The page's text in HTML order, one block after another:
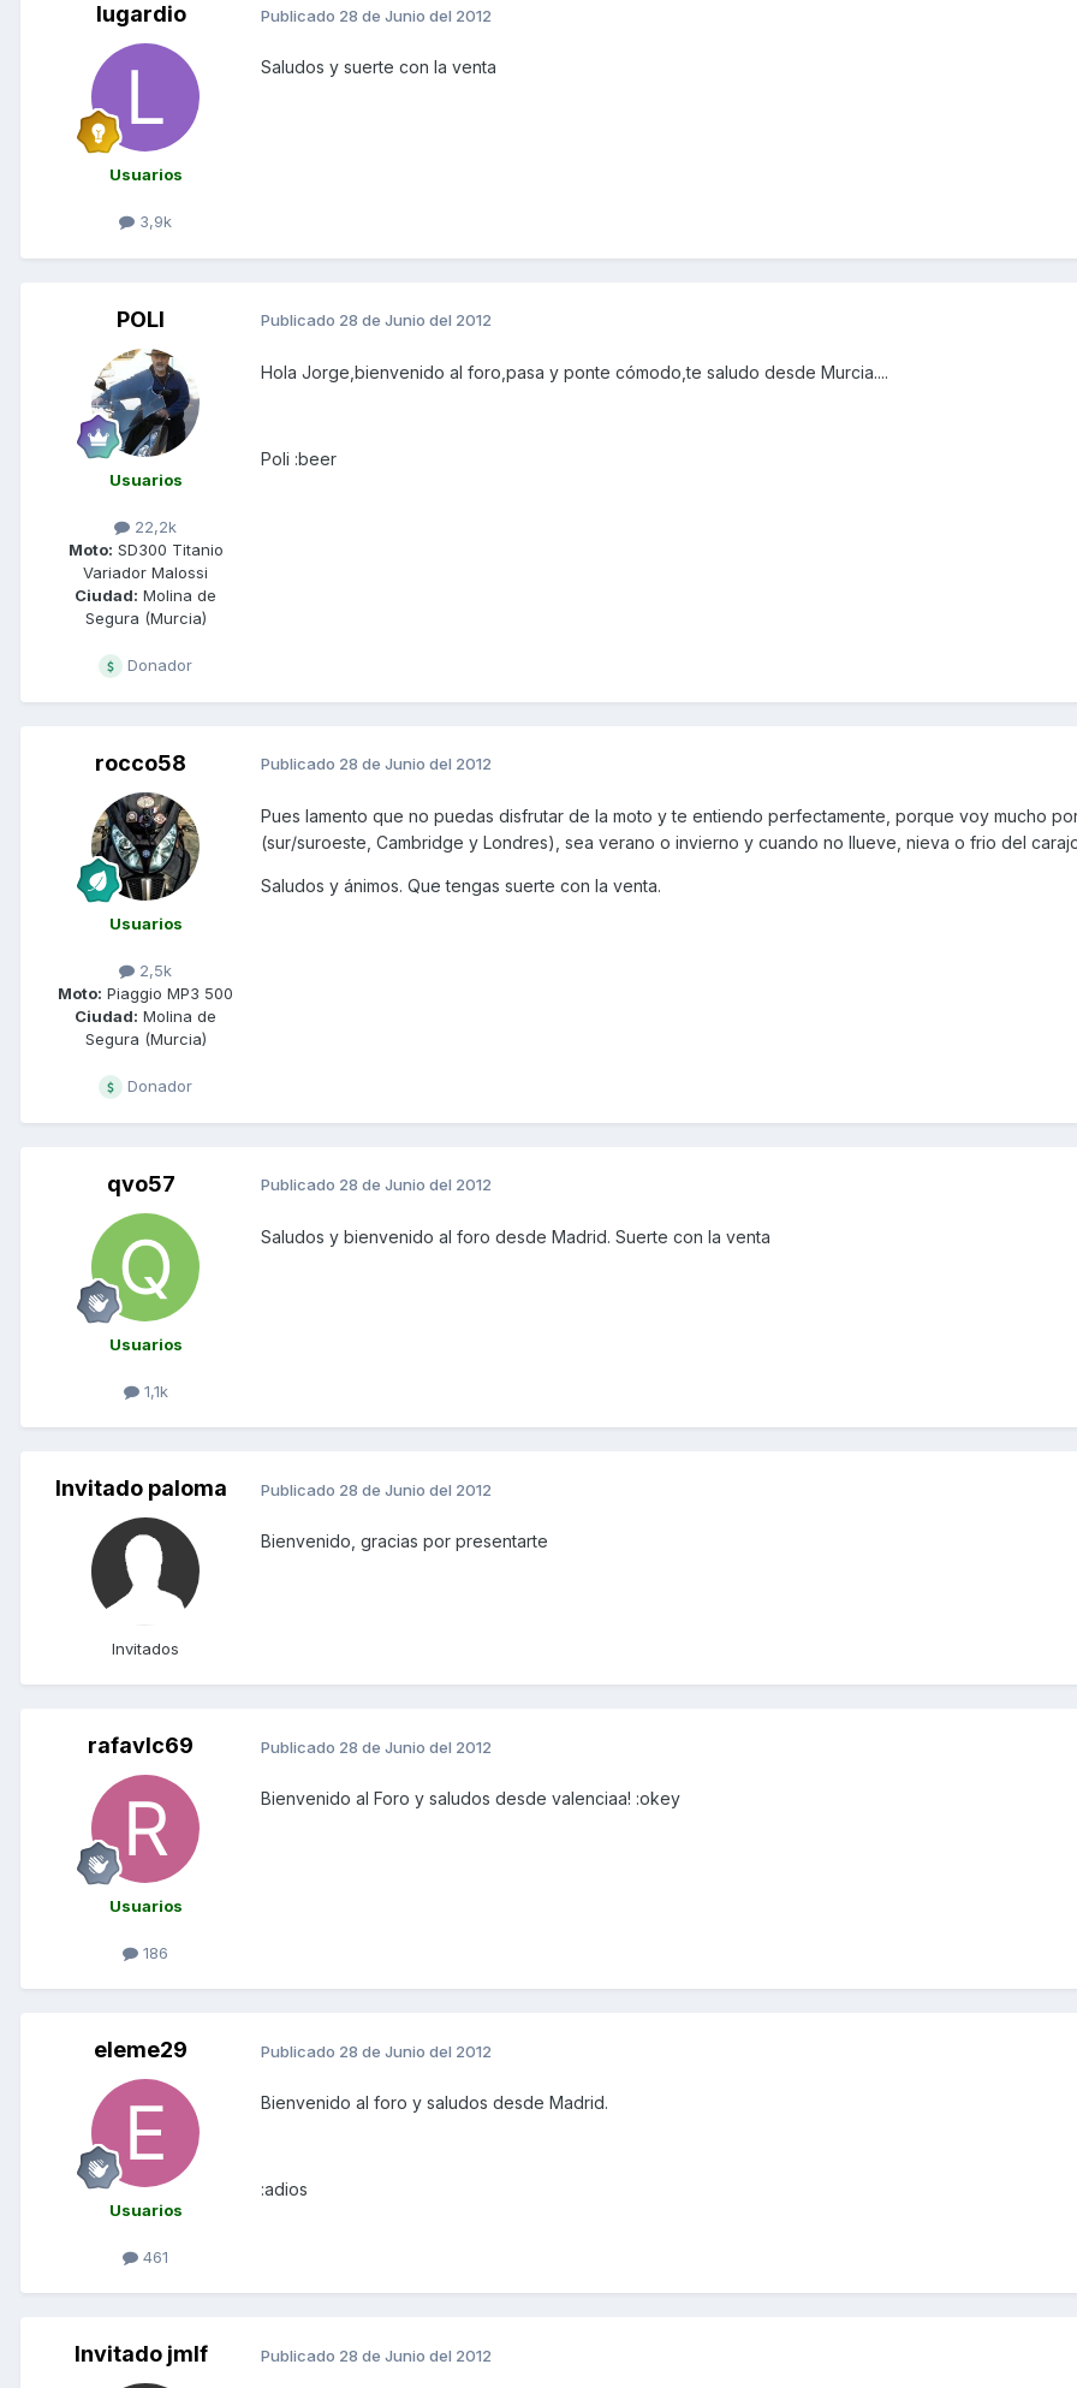
lugardio
Usuarios
3,9k
Publicado 28 de Junio del 2012
Saludos y suerte con la venta
POLI
Usuarios
22,2k
Moto: SD300 Titanio
Variador Malossi
Ciudad: Molina de
Segura (Murcia)
Donador
Publicado 28 de Junio del 2012
Hola Jorge,bienvenido al foro,pasa y ponte cómodo,te saludo desde Murcia....
Poli :beer
rocco58
Usuarios
2,5k
Moto: Piaggio MP3 500
Ciudad: Molina de
Segura (Murcia)
Donador
Publicado 28 de Junio del 2012
Pues lamento que no puedas disfrutar de la moto y te entiendo perfectamente, porque voy mucho
(sur/suroeste, Cambridge y Londres), sea verano o invierno y cuando no llueve, nieva o frio del
Saludos y ánimos. Que tengas suerte con la venta.
qvo57
Usuarios
1,1k
Publicado 28 de Junio del 2012
Saludos y bienvenido al foro desde Madrid. Suerte con la venta
Invitado paloma
Invitados
Publicado 28 de Junio del 2012
Bienvenido, gracias por presentarte
rafavlc69
Usuarios
186
Publicado 28 de Junio del 2012
Bienvenido al Foro y saludos desde valenciaa! :okey
eleme29
Usuarios
461
Publicado 28 de Junio del 2012
Bienvenido al foro y saludos desde Madrid.
:adios
Invitado jmlf Publicado 28 de Junio del 2012